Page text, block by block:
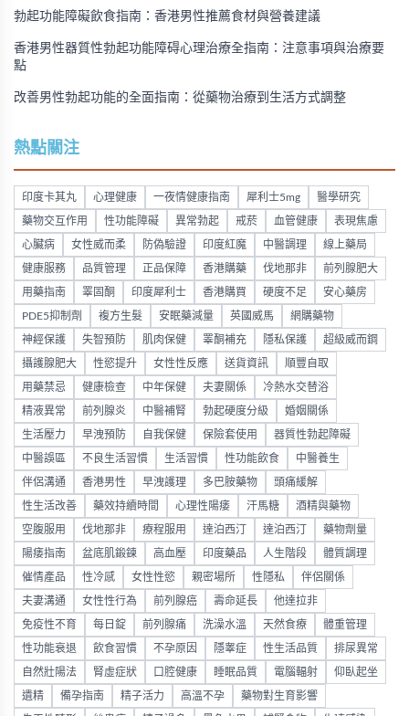
勃起功能障礙飲食指南：香港男性推薦食材與營養建議
香港男性器質性勃起功能障碍心理治療全指南：注意事項與治療要
點
改善男性勃起功能的全面指南：從藥物治療到生活方式調整
熱點關注
印度卡其丸 心理健康 一夜情健康指南 犀利士5mg 醫學研究
藥物交互作用 性功能障礙 異常勃起 戒菸 血管健康 表現焦慮
心臟病 女性威而柔 防偽驗證 印度紅魔 中醫調理 線上藥局
健康服務 品質管理 正品保障 香港購藥 伐地那非 前列腺肥大
用藥指南 睪固酮 印度犀利士 香港購買 硬度不足 安心藥房
PDE5抑制劑 複方生髮 安眠藥減量 英國威馬 網購藥物
神經保護 失智預防 肌肉保健 睪酮補充 隱私保護 超級威而鋼
攝護腺肥大 性慾提升 女性性反應 送貨資訊 順豐自取
用藥禁忌 健康檢查 中年保健 夫妻關係 冷熱水交替浴
精液異常 前列腺炎 中醫補腎 勃起硬度分級 婚姻關係
生活壓力 早洩預防 自我保健 保險套使用 器質性勃起障礙
中醫誤區 不良生活習慣 生活習慣 性功能飲食 中醫養生
伴侶溝通 香港男性 早洩護理 多巴胺藥物 頭痛緩解
性生活改善 藥效持續時間 心理性陽痿 汗馬糖 酒精與藥物
空腹服用 伐地那非 療程服用 達泊西汀 達泊西汀 藥物劑量
陽痿指南 盆底肌鍛鍊 高血壓 印度藥品 人生階段 體質調理
催情產品 性冷感 女性性慾 親密場所 性隱私 伴侶關係
夫妻溝通 女性性行為 前列腺癌 壽命延長 他達拉非
免疫性不育 每日錠 前列腺痛 洗澡水溫 天然食療 體重管理
性功能衰退 飲食習慣 不孕原因 隱睾症 性生活品質 排尿異常
自然壯陽法 腎虛症狀 口腔健康 睡眠品質 電腦輻射 仰臥起坐
遺精 備孕指南 精子活力 高溫不孕 藥物對生育影響